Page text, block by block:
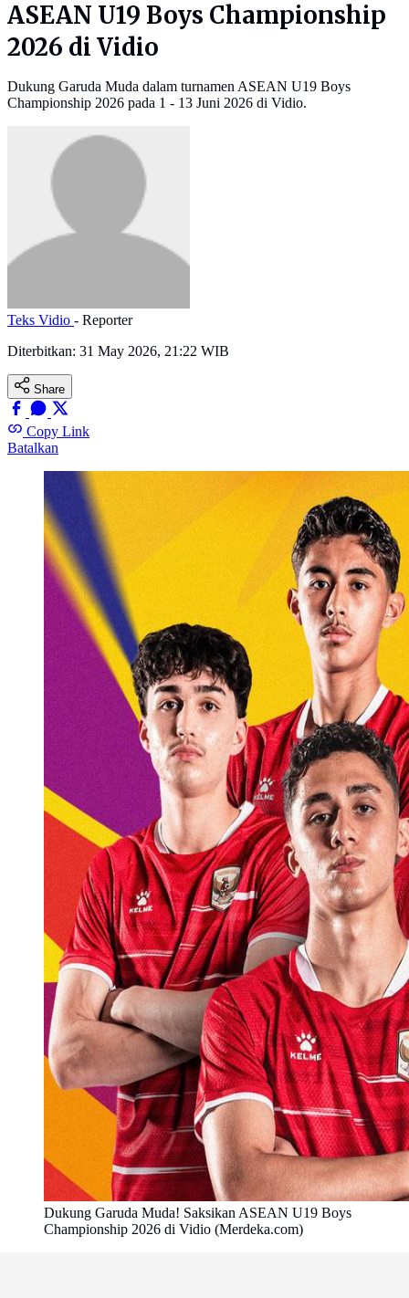
ASEAN U19 Boys Championship
2026 di Vidio
Dukung Garuda Muda dalam turnamen ASEAN U19 Boys
Championship 2026 pada 1 - 13 Juni 2026 di Vidio.
Teks Vidio - Reporter
Diterbitkan: 31 May 2026, 21:22 WIB
Share
Copy Link
Batalkan
Dukung Garuda Muda! Saksikan ASEAN U19 Boys
Championship 2026 di Vidio (Merdeka.com)